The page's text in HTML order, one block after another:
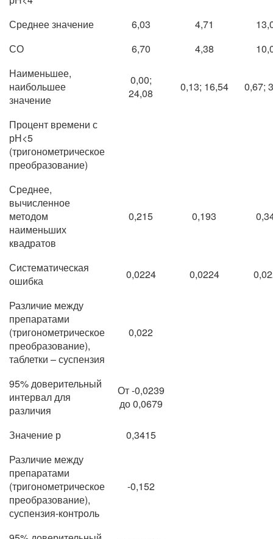
Среднее значение
6,03 4,71
СО
6,70 4,38
Наименьшее,
наибольшее
значение
0,00;
24,08
0,13; 16,54 0,67;
Процент времени с
рН<5
(тригонометрическое
преобразование)
Среднее,
вычисленное
методом
наименьших
квадратов
0,215 0,193
Систематическая
ошибка
0,0224 0,0224
Различие между
препаратами
(тригонометрическое
преобразование),
таблетки – суспензия
0,022
95% доверительный
интервал для
различия
От -0,0239
до 0,0679
Значение р
0,3415
Различие между
препаратами
(тригонометрическое
преобразование),
суспензия-контроль
-0,152